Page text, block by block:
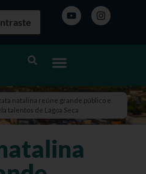
natalina reúne grande público e
talentos de Lagoa Seca